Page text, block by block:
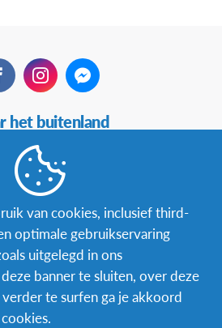
InstagramMessenger
het buitenland
gastgezin
bij AFS
aanbod
bij AFS
van cookies, inclusief third-
optimale gebruikservaring
uitgelegd in ons
banner te sluiten, over deze
te surfen ga je akkoord